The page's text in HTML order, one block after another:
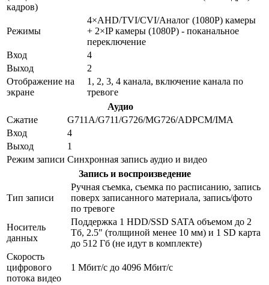
кадров)
Режимы
4×AHD/TVI/CVI/Аналог (1080Р) камеры
+ 2×IP камеры (1080Р) - поканальное
переключение
Вход
4
Выход
2
Отображение на
экране
1, 2, 3, 4 канала, включение канала по
тревоге
Аудио
Сжатие
G711A/G711/G726/MG726/ADPCM/IMA
Вход
4
Выход
1
Режим записи Синхронная запись аудио и видео
Запись и воспроизведение
Тип записи
Ручная съемка, съемка по расписанию, запись
поверх записанного материала, запись/фото
по тревоге
Носитель
данных
Поддержка 1 HDD/SSD SATA объемом до 2
Тб, 2.5" (толщиной менее 10 мм) и 1 SD карта
до 512 Гб (не идут в комплекте)
Скорость
цифрового
потока видео
1 Мбит/с до 4096 Мбит/с